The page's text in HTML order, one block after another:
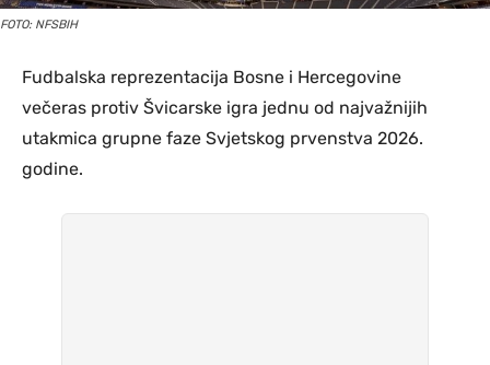
FOTO: NFSBIH
Fudbalska reprezentacija Bosne i Hercegovine
večeras protiv Švicarske igra jednu od najvažnijih
utakmica grupne faze Svjetskog prvenstva 2026.
godine.